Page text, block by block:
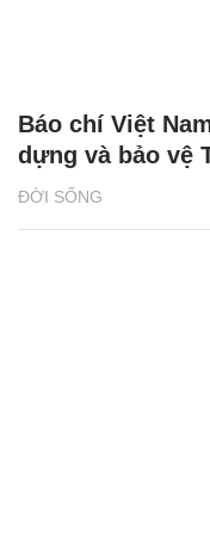
ĐỜI SỐNG
Báo chí Việt
dựng và bảo vệ